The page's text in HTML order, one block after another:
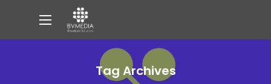
Tag Archives